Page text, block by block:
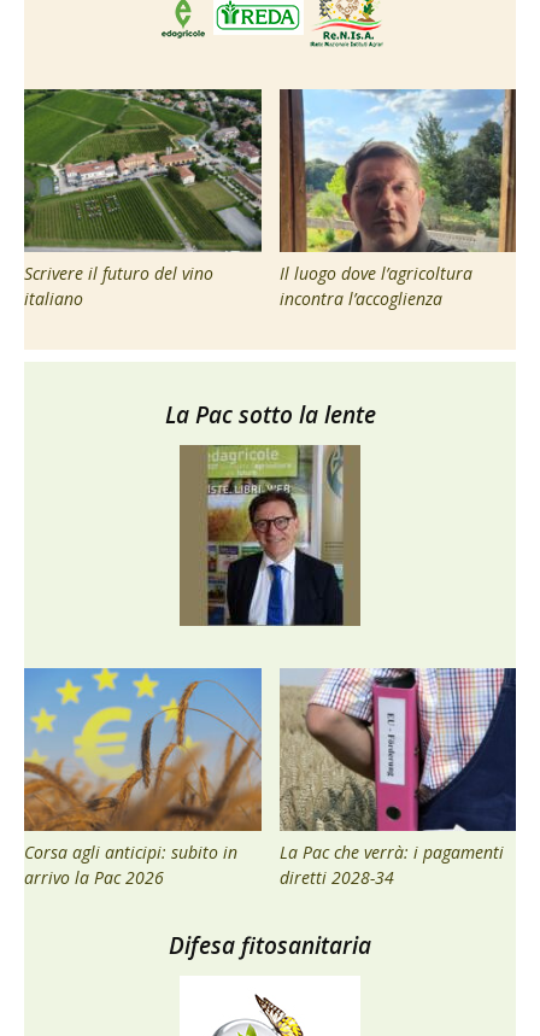
Scrivere il futuro del vino
italiano
Il luogo dove l’agricoltura
incontra l’accoglienza
La Pac sotto la lente
Corsa agli anticipi: subito in
arrivo la Pac 2026
La Pac che verrà: i pagamenti
diretti 2028-34
Difesa fitosanitaria